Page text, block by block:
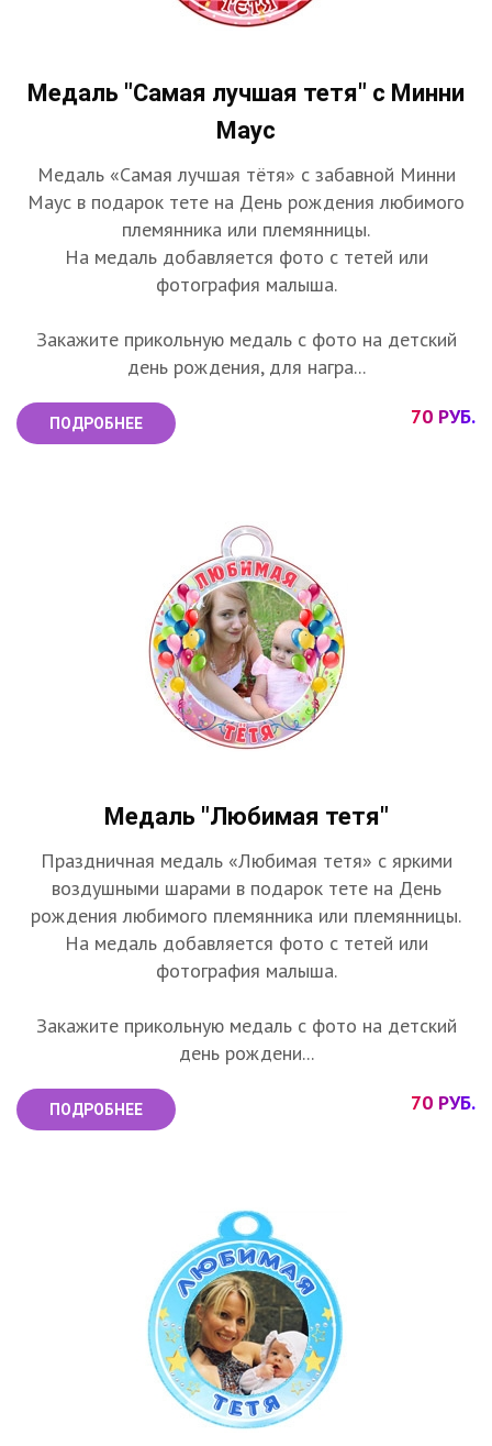
Медаль "Самая лучшая тетя" с Минни
Маус
Медаль «Самая лучшая тётя» с забавной Минни
Маус в подарок тете на День рождения любимого
племянника или племянницы.
На медаль добавляется фото с тетей или
фотография малыша.
Закажите прикольную медаль с фото на детский
день рождения, для награ...
ПОДРОБНЕЕ 70 РУБ.
Медаль "Любимая тетя"
Праздничная медаль «Любимая тетя» с яркими
воздушными шарами в подарок тете на День
рождения любимого племянника или племянницы.
На медаль добавляется фото с тетей или
фотография малыша.
Закажите прикольную медаль с фото на детский
день рождени...
ПОДРОБНЕЕ 70 РУБ.